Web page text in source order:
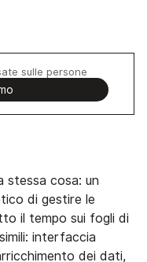
sulle persone
stessa cosa: un
di gestire le
il tempo sui fogli di
interfaccia
dei dati,